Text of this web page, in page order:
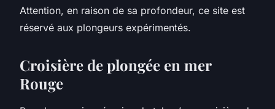
Attention, en raison de sa profondeur, ce site est
réservé aux plongeurs expérimentés.
Croisière de plongée en mer
Rouge